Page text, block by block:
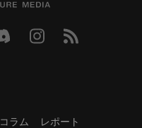
コラム
レポート